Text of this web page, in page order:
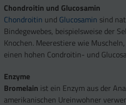
Chondroitin und Glucosamin
Chondroitin und Glucosamin sind
Bindegewebes, beispielsweise der
Knochen. Meerestiere wie
einen hohen Condroitin- und
Enzyme
Bromelain ist ein Enzym aus der
amerikanischen Ureinwohner